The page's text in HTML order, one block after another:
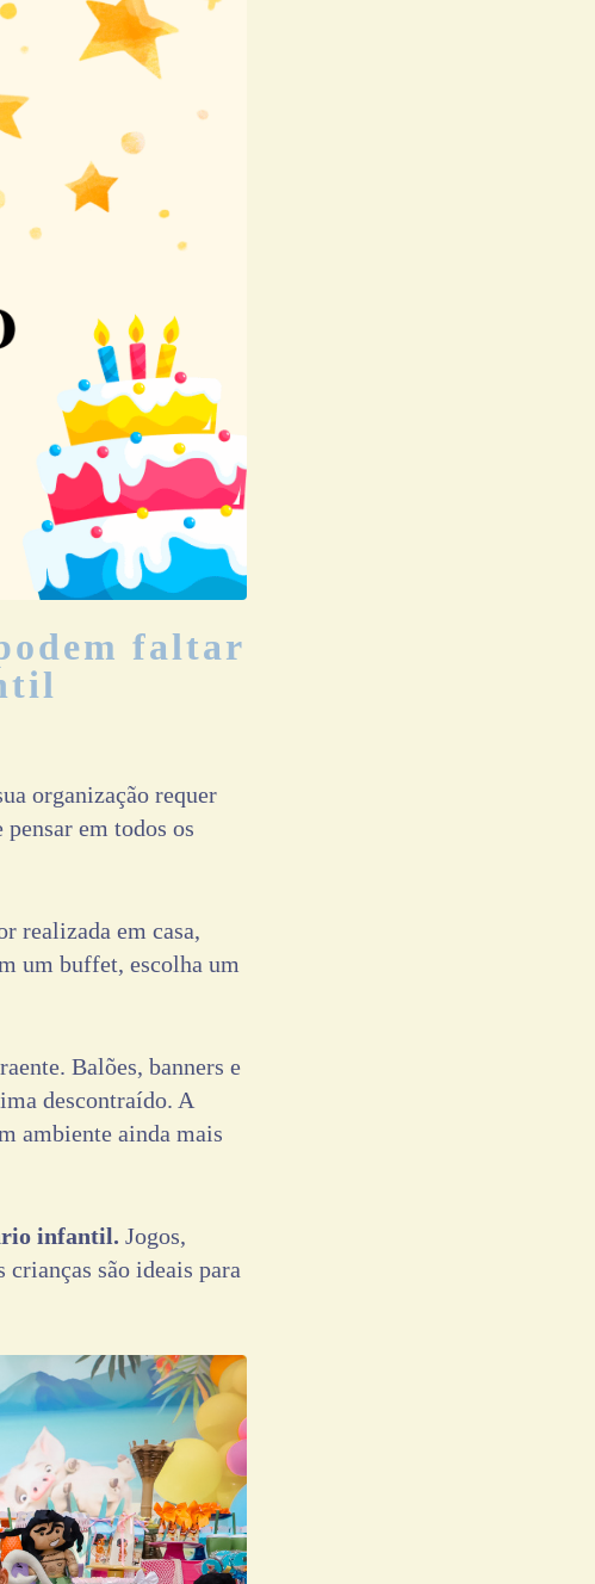
faltar
organização requer
em todos os
realizada em casa,
um buffet, escolha um
Balões, banners e
descontraído. A
ambiente ainda mais
infantil. Jogos,
crianças são ideais para